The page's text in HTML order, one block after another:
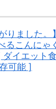
りました
るこんにゃ
イエット
可能 ]